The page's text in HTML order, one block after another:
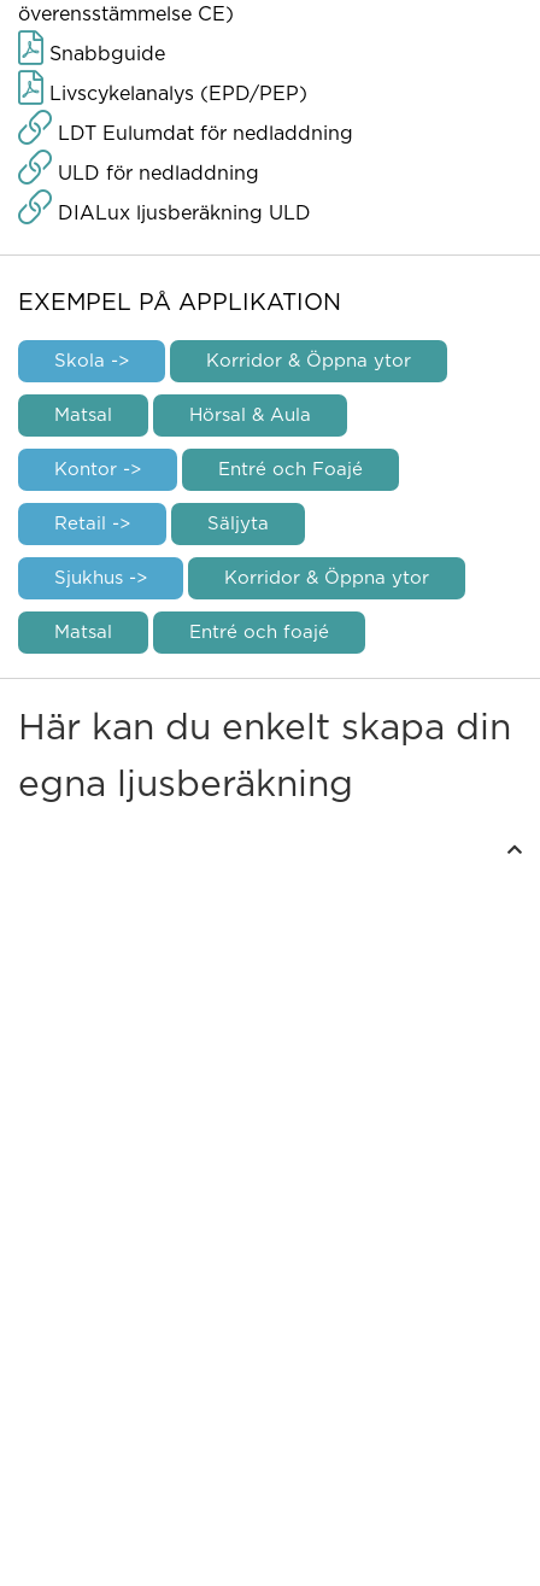
överensstämmelse CE)
Snabbguide
Livscykelanalys (EPD/PEP)
LDT Eulumdat för nedladdning
ULD för nedladdning
DIALux ljusberäkning ULD
EXEMPEL PÅ APPLIKATION
Skola -> Korridor & Öppna ytor
Matsal Hörsal & Aula
Kontor -> Entré och Foajé
Retail -> Säljyta
Sjukhus -> Korridor & Öppna ytor
Matsal Entré och foajé
Här kan du enkelt skapa din
egna ljusberäkning